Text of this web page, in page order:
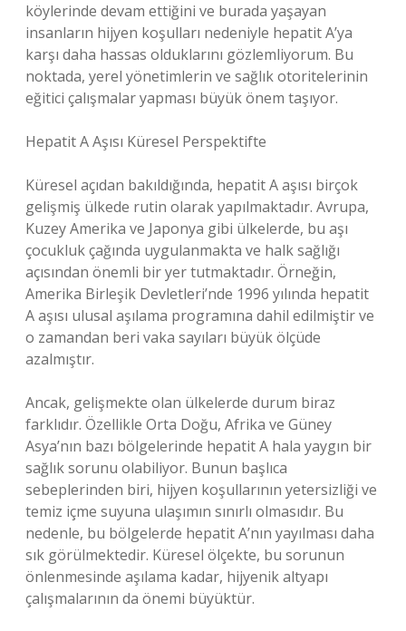
köylerinde devam ettiğini ve burada yaşayan
insanların hijyen koşulları nedeniyle hepatit A’ya
karşı daha hassas olduklarını gözlemliyorum. Bu
noktada, yerel yönetimlerin ve sağlık otoritelerinin
eğitici çalışmalar yapması büyük önem taşıyor.
Hepatit A Aşısı Küresel Perspektifte
Küresel açıdan bakıldığında, hepatit A aşısı birçok
gelişmiş ülkede rutin olarak yapılmaktadır. Avrupa,
Kuzey Amerika ve Japonya gibi ülkelerde, bu aşı
çocukluk çağında uygulanmakta ve halk sağlığı
açısından önemli bir yer tutmaktadır. Örneğin,
Amerika Birleşik Devletleri’nde 1996 yılında hepatit
A aşısı ulusal aşılama programına dahil edilmiştir ve
o zamandan beri vaka sayıları büyük ölçüde
azalmıştır.
Ancak, gelişmekte olan ülkelerde durum biraz
farklıdır. Özellikle Orta Doğu, Afrika ve Güney
Asya’nın bazı bölgelerinde hepatit A hala yaygın bir
sağlık sorunu olabiliyor. Bunun başlıca
sebeplerinden biri, hijyen koşullarının yetersizliği ve
temiz içme suyuna ulaşımın sınırlı olmasıdır. Bu
nedenle, bu bölgelerde hepatit A’nın yayılması daha
sık görülmektedir. Küresel ölçekte, bu sorunun
önlenmesinde aşılama kadar, hijyenik altyapı
çalışmalarının da önemi büyüktür.